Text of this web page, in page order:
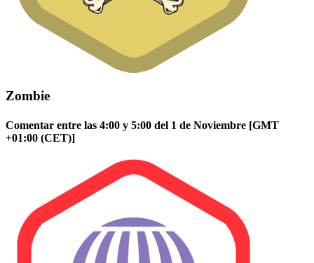
Zombie
Comentar entre las 4:00 y 5:00 del 1 de Noviembre [GMT
+01:00 (CET)]